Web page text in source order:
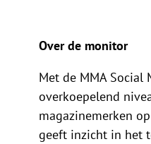
Over de monitor
Met de MMA
overkoepelend
magazinemerken
geeft inzicht in het